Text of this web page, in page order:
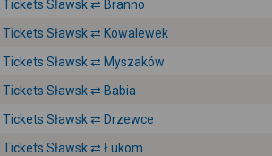
Tickets Sławsk ⇄ Branno
Tickets Sławsk ⇄ Kowalewek
Tickets Sławsk ⇄ Myszaków
Tickets Sławsk ⇄ Babia
Tickets Sławsk ⇄ Drzewce
Tickets Sławsk ⇄ Łukom